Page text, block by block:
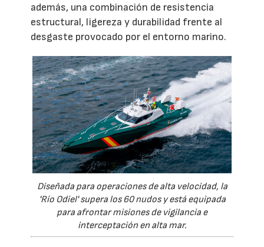
además, una combinación de resistencia
estructural, ligereza y durabilidad frente al
desgaste provocado por el entorno marino.
Diseñada para operaciones de alta velocidad, la
'Río Odiel' supera los 60 nudos y está equipada
para afrontar misiones de vigilancia e
interceptación en alta mar.